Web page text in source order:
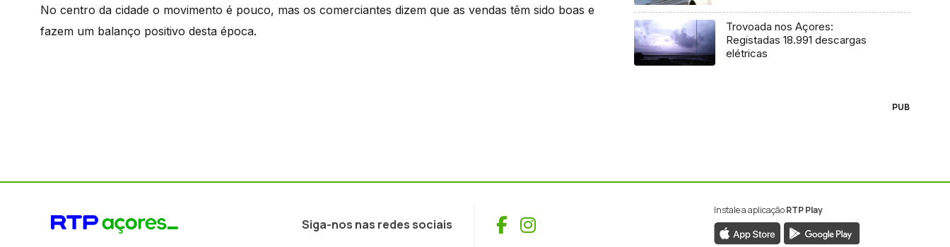
No centro da cidade o movimento é pouco, mas os comerciantes dizem que as vendas têm sido boas e
fazem um balanço positivo desta época.
Trovoada nos Açores:
Registadas 18.991 descargas
elétricas
PUB
Siga-nos nas redes sociais Facebook
Instagram
Instale a aplicaçãoRTP Play